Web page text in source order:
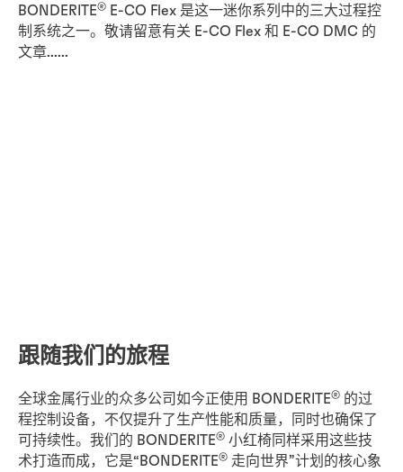
BONDERITE®
E-CO Flex 是这一迷你系列中的三大过程控
制系统之一。敬请留意有关 E-CO Flex 和 E-CO DMC 的
文章......
跟随我们的旅程
全球金属行业的众多公司如今正使用 BONDERITE® 的过
程控制设备，不仅提升了生产性能和质量，同时也确保了
可持续性。我们的 BONDERITE® 小红椅同样采用这些技
术打造而成，它是“BONDERITE® 走向世界”计划的核心象